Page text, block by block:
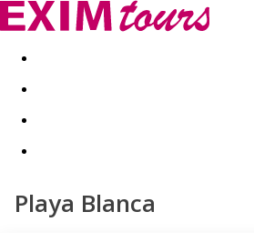
Akční nabídky Last minute
Playa Blanca